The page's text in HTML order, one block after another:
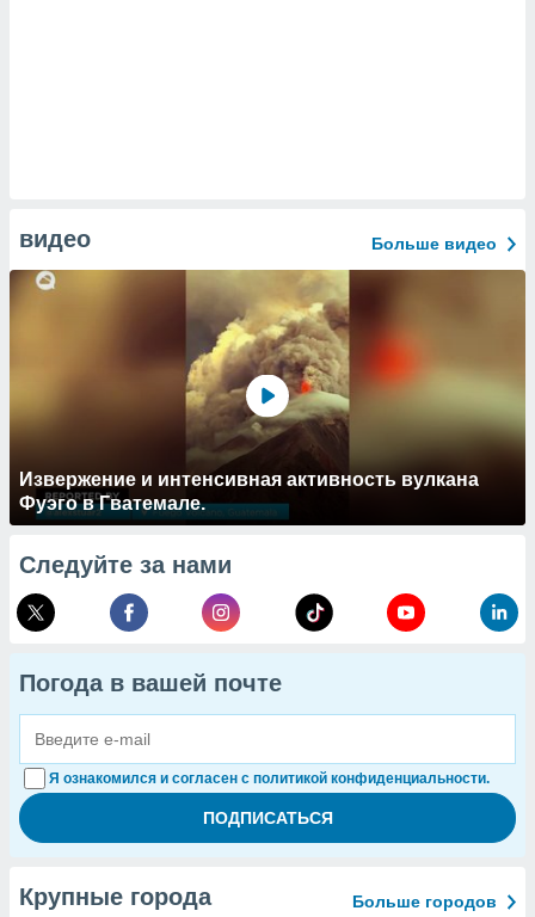
видео Больше видео
Извержение и интенсивная активность вулкана
Фуэго в Гватемале.
Следуйте за нами
Погода в вашей почте
Я ознакомился и согласен с политикой конфиденциальности.
Крупные города Больше городов